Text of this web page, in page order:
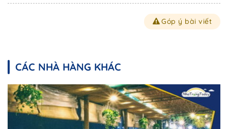
Góp ý bài viết
CÁC NHÀ HÀNG KHÁC